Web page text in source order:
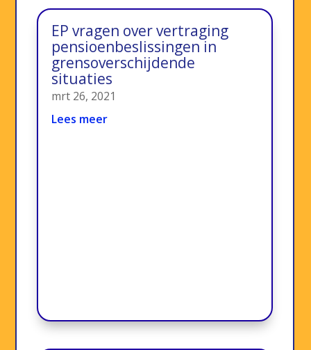
EP vragen over vertraging
pensioenbeslissingen in
grensoverschijdende
situaties
mrt 26, 2021
Lees meer